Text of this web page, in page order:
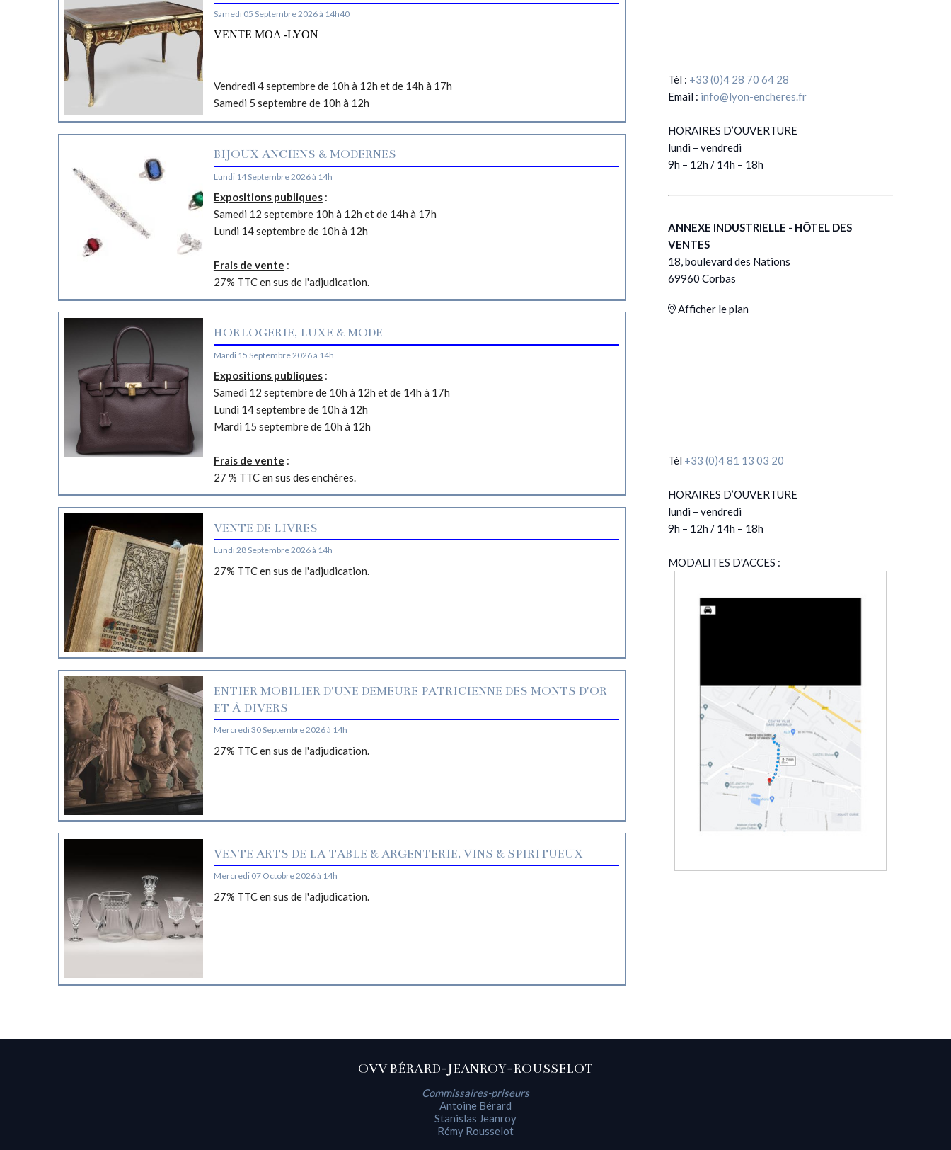
Samedi 05 Septembre 2026 à 14h40
VENTE MOA -LYON
Vendredi 4 septembre de 10h à 12h et de 14h à 17h
Samedi 5 septembre de 10h à 12h
BIJOUX ANCIENS & MODERNES
Lundi 14 Septembre 2026 à 14h
Expositions publiques:
Samedi 12 septembre 10h à 12h et de 14h à 17h
Lundi 14 septembre de 10h à 12h
Frais de vente :
27% TTC en sus de l'adjudication.
HORLOGERIE, LUXE & MODE
Mardi 15 Septembre 2026 à 14h
Expositions publiques:
Samedi 12 septembre de 10h à 12h et de 14h à 17h
Lundi 14 septembre de 10h à 12h
Mardi 15 septembre de 10h à 12h
Frais de vente :
27 % TTC en sus des enchères.
VENTE DE LIVRES
Lundi 28 Septembre 2026 à 14h
27% TTC en sus de l'adjudication.
ENTIER MOBILIER D'UNE DEMEURE PATRICIENNE DES MONTS D'OR
ET À DIVERS
Mercredi 30 Septembre 2026 à 14h
27% TTC en sus de l'adjudication.
VENTE ARTS DE LA TABLE & ARGENTERIE, VINS & SPIRITUEUX
Mercredi 07 Octobre 2026 à 14h
27% TTC en sus de l'adjudication.
Tél : +33 (0)4 28 70 64 28
Email : info@lyon-encheres.fr
HORAIRES D’OUVERTURE
lundi – vendredi
9h – 12h / 14h – 18h
ANNEXE INDUSTRIELLE - HÔTEL DES
VENTES
18, boulevard des Nations
69960 Corbas
Afficher le plan
Tél +33 (0)4 81 13 03 20
HORAIRES D’OUVERTURE
lundi – vendredi
9h – 12h / 14h – 18h
MODALITES D'ACCES :
OVV BÉRARD-JEANROY-ROUSSELOT
Commissaires-priseurs
Antoine Bérard
Stanislas Jeanroy
Rémy Rousselot